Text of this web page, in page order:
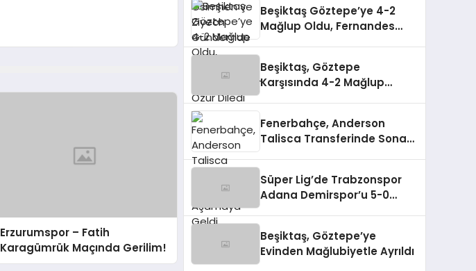
Erzurumspor – Fatih
Karagümrük Maçında Gerilim!
Beşiktaş Göztepe’ye 4-2
Mağlup Oldu, Fernandes
Beşiktaş, Göztepe
Karşısında 4-2 Mağlup
Fenerbahçe, Anderson
Talisca Transferinde Sona
Süper Lig’de Trabzonspor
Adana Demirspor’u 5-0
Beşiktaş, Göztepe’ye
Evinden Mağlubiyetle Ayrıldı